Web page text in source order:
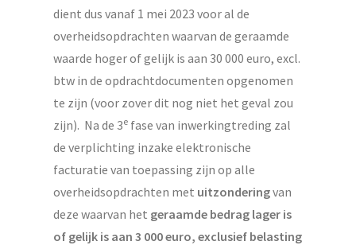
dient dus vanaf 1 mei 2023 voor al de
overheidsopdrachten waarvan de geraamde
waarde hoger of gelijk is aan 30 000 euro, excl.
btw in de opdrachtdocumenten opgenomen
te zijn (voor zover dit nog niet het geval zou
zijn). Na de 3efase van inwerkingtreding zal
de verplichting inzake elektronische
facturatie van toepassing zijn op alle
overheidsopdrachten met uitzonderingvan
deze waarvan het geraamde bedrag lager is
of gelijk is aan 3 000 euro, exclusief belasting